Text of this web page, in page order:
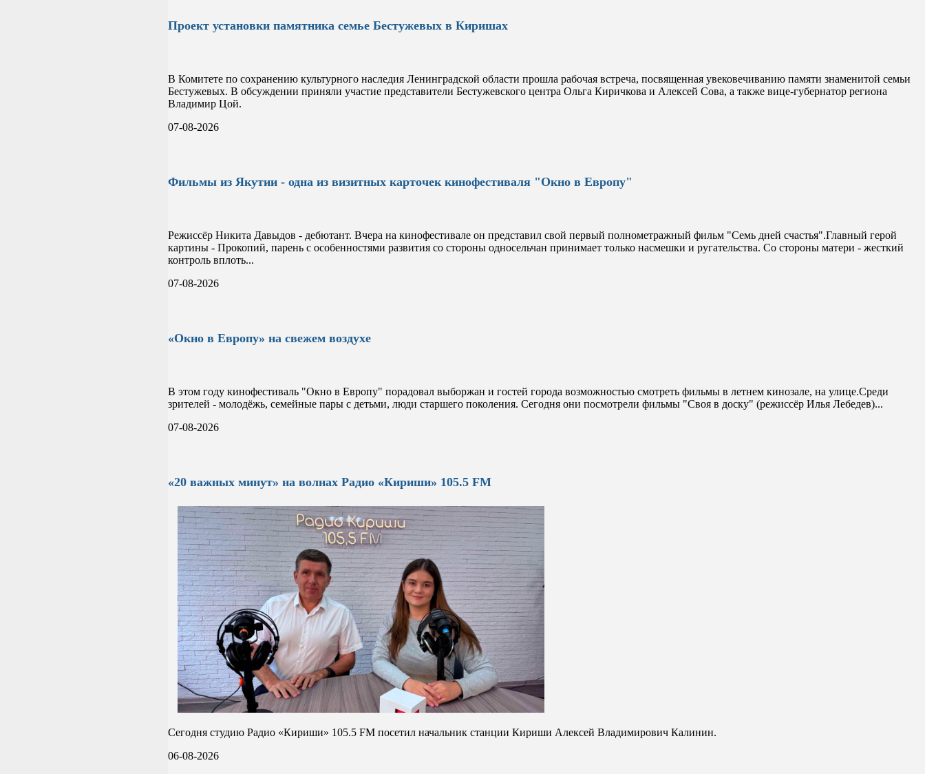
Проект установки памятника семье Бестужевых в Киришах
В Комитете по сохранению культурного наследия Ленинградской области прошла рабочая встреча, посвященная увековечиванию памяти знаменитой семьи
Бестужевых. В обсуждении приняли участие представители Бестужевского центра Ольга Киричкова и Алексей Сова, а также вице-губернатор региона
Владимир Цой.
07-08-2026
Фильмы из Якутии - одна из визитных карточек кинофестиваля "Окно в Европу"
Режиссёр Никита Давыдов - дебютант. Вчера на кинофестивале он представил свой первый полнометражный фильм "Семь дней счастья".Главный герой
картины - Прокопий, парень с особенностями развития со стороны односельчан принимает только насмешки и ругательства. Со стороны матери - жесткий
контроль вплоть...
07-08-2026
«Окно в Европу» на свежем воздухе
В этом году кинофестиваль "Окно в Европу" порадовал выборжан и гостей города возможностью смотреть фильмы в летнем кинозале, на улице.Среди
зрителей - молодёжь, семейные пары с детьми, люди старшего поколения. Сегодня они посмотрели фильмы "Своя в доску" (режиссёр Илья Лебедев)...
07-08-2026
«20 важных минут» на волнах Радио «Кириши» 105.5 FM
Сегодня студию Радио «Кириши» 105.5 FM посетил начальник станции Кириши Алексей Владимирович Калинин.
06-08-2026